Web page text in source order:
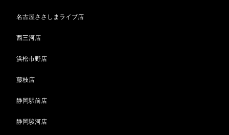
名古屋ささしまライブ店
西三河店
浜松市野店
藤枝店
静岡駅前店
静岡駿河店